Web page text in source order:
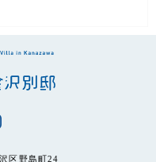
区野島町24